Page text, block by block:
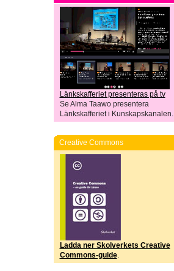
Länkskafferiet presenteras på tv
Se Alma Taawo presentera
Länkskafferiet i Kunskapskanalen.
Creative Commons
Ladda ner Skolverkets Creative
Commons-guide.